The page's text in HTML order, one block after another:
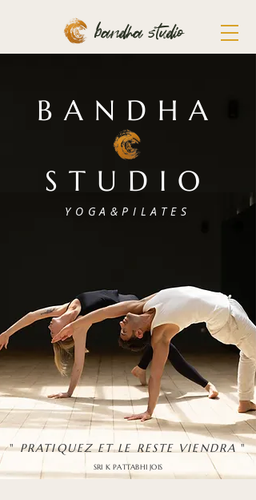
bandha studio
BANDHA
STUDIO
YOGA&PILATES
"PRATIQUEZ ET LE RESTE VIENDRA "
SRI K PATTABHI JOIS